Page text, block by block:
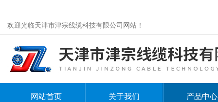
欢迎光临天津市津宗线缆科技有限公司网站！
网站首页 关于我们 产品中心